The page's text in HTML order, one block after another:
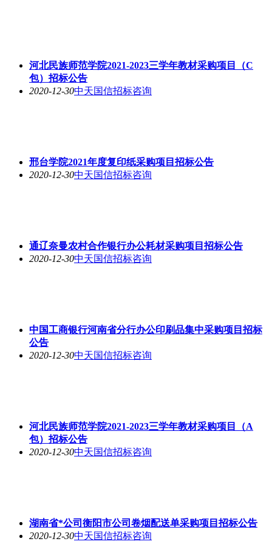
河北民族师范学院2021-2023三学年教材采购项目（C
包）招标公告
2020-12-30中天国信招标咨询
邢台学院2021年度复印纸采购项目招标公告
2020-12-30中天国信招标咨询
通辽奈曼农村合作银行办公耗材采购项目招标公告
2020-12-30中天国信招标咨询
中国工商银行河南省分行办公印刷品集中采购项目招标
公告
2020-12-30中天国信招标咨询
河北民族师范学院2021-2023三学年教材采购项目（A
包）招标公告
2020-12-30中天国信招标咨询
湖南省*公司衡阳市公司卷烟配送单采购项目招标公告
2020-12-30中天国信招标咨询